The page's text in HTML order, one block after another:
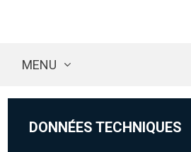
MENU
DONNÉES TECHNIQUES